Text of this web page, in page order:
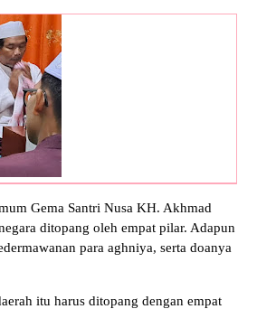
Gema Santri Nusa KH. Akhmad
ditopang oleh empat pilar. Adapun
para aghniya, serta doanya
itu harus ditopang dengan empat